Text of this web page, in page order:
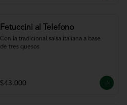
Fetuccini al Telefono
Con la tradicional salsa italiana a base
de tres quesos
$43.000